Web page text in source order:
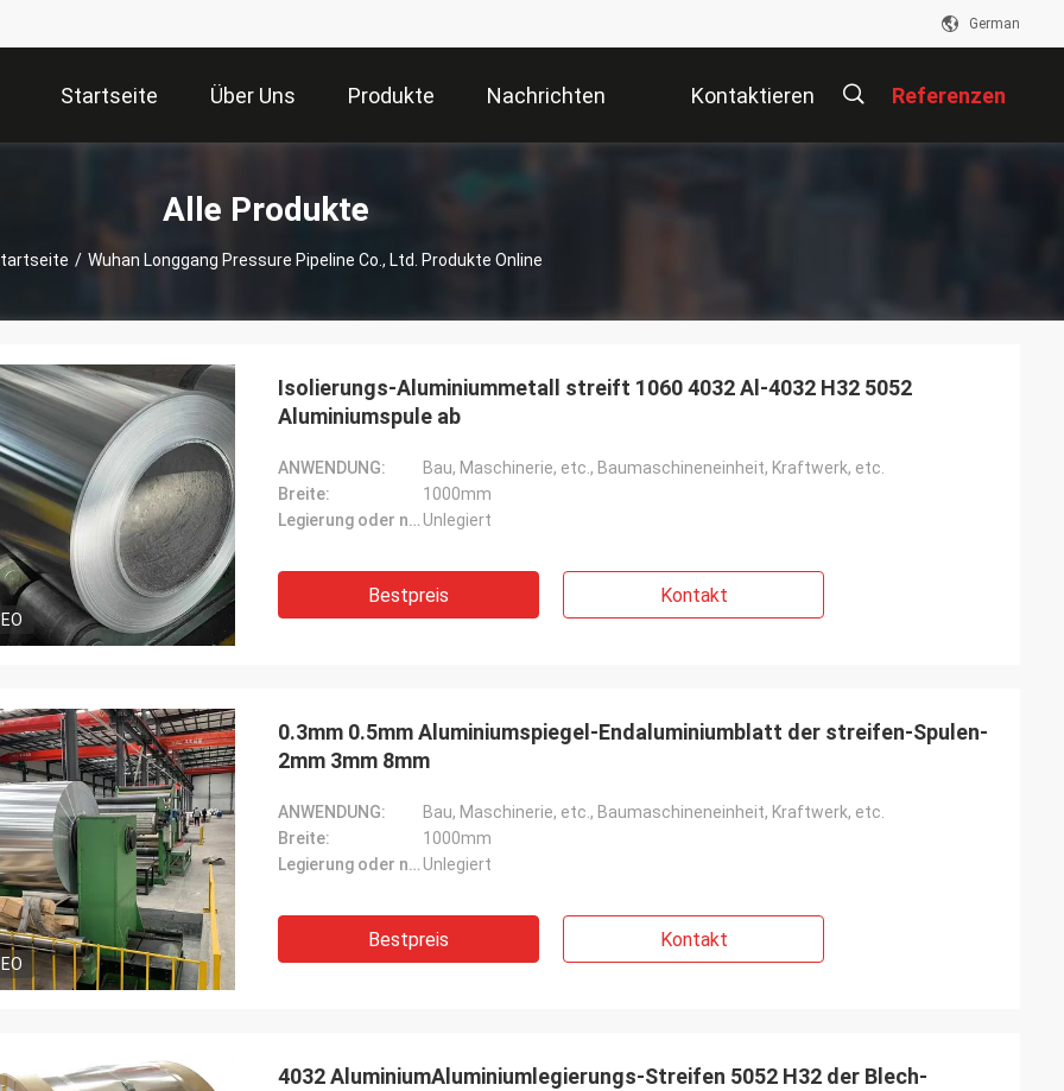
German
Startseite Über Uns Produkte Nachrichten Kontaktieren Referenzen
Alle Produkte
/ Wuhan Longgang Pressure Pipeline Co., Ltd. Produkte Online
Isolierungs-Aluminiummetall streift 1060 4032 Al-4032 H32 5052
Aluminiumspule ab
ANWENDUNG:
Bau, Maschinerie, etc., Baumaschineneinheit, Kraftwerk, etc.
Breite:
1000mm
Legierung oder nicht: Unlegiert
Bestpreis Kontakt
0.3mm 0.5mm Aluminiumspiegel-Endaluminiumblatt der streifen-Spulen-
2mm 3mm 8mm
ANWENDUNG:
Bau, Maschinerie, etc., Baumaschineneinheit, Kraftwerk, etc.
Breite:
1000mm
Legierung oder nicht: Unlegiert
Bestpreis Kontakt
4032 AluminiumAluminiumlegierungs-Streifen 5052 H32 der Blech-